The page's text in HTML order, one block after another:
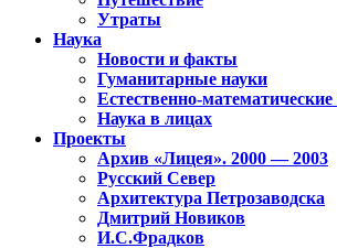
Утраты
Наука
Новости и факты
Гуманитарные науки
Естественно-математические
Наука в лицах
Проекты
Архив «Лицея». 2000 — 2003
Русский Север
Архитектура Петрозаводска
Дмитрий Новиков
И.С.Фрадков